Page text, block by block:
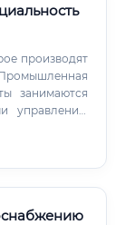
производят
занимаются
управления,